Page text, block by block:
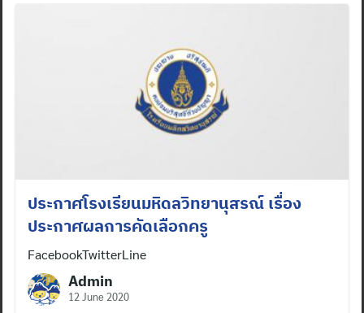
ประกาศโรงเรียนมหิดลวิทยานุสรณ์ เรื่อง
ประกาศผลการคัดเลือกครู
FacebookTwitterLine
Admin
12 June 2020